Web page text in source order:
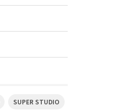
SUPER STUDIO